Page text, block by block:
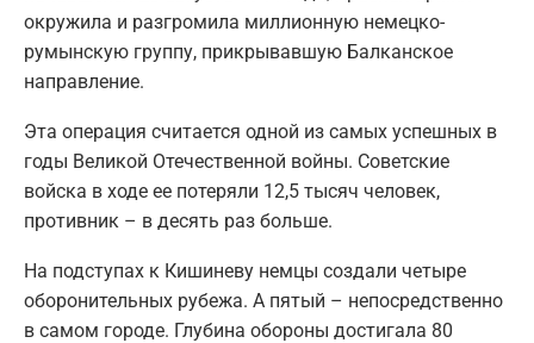
окружила и разгромила миллионную немецко-
румынскую группу, прикрывавшую Балканское
направление.
Эта операция считается одной из самых успешных в
годы Великой Отечественной войны. Советские
войска в ходе ее потеряли 12,5 тысяч человек,
противник – в десять раз больше.
На подступах к Кишиневу немцы создали четыре
оборонительных рубежа. А пятый – непосредственно
в самом городе. Глубина обороны достигала 80